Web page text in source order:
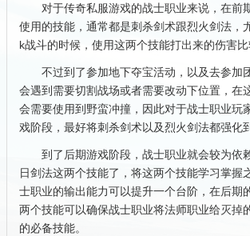
对于传奇私服游戏的战士职业来说，在前
使用的技能，通常都是刺杀剑术跟烈火剑法，
k战斗的时候，使用这两个技能打出来的伤害比
不过到了参加地下夺宝活动，以及去参加
会遇到需要切割战场或者需要改动下位置，在
会需要使用到野蛮冲撞，因此对于战士职业玩
戏阶段，最好将刺杀剑术以及烈火剑法都强化
到了后期游戏阶段，战士职业就会较为依
日剑法这两个技能了，将这两个技能学习掌握
士职业的输出能力可以提升一个台阶，在后期
两个技能可以确保战士职业将法师职业给灭掉
的必备技能。